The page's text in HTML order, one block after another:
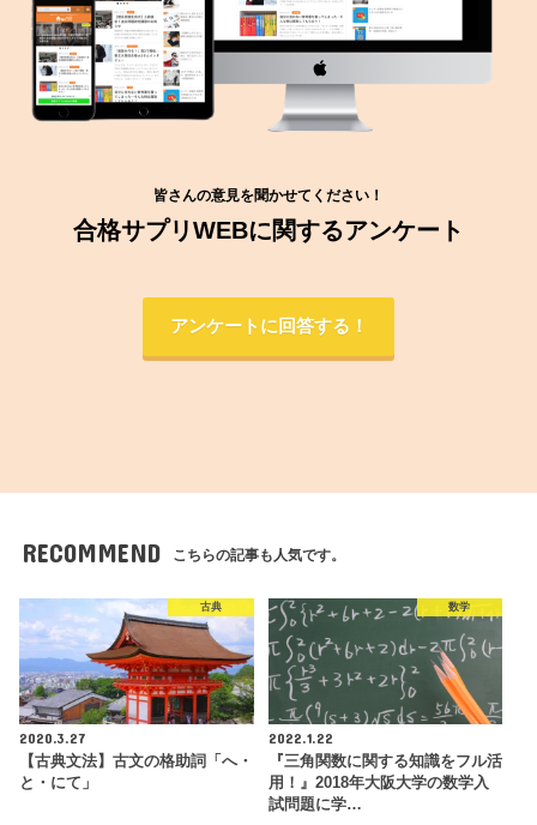
皆さんの意見を聞かせてください！
合格サプリWEBに関するアンケート
アンケートに回答する！
RECOMMEND こちらの記事も人気です。
古典
2020.3.27
【古典文法】古文の格助詞「へ・
と・にて」
数学
2022.1.22
『三角関数に関する知識をフル活
用！』2018年大阪大学の数学入
試問題に学…